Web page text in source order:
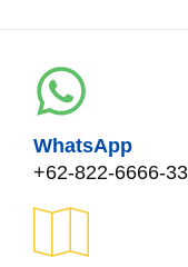
WhatsApp
+62-822-6666-